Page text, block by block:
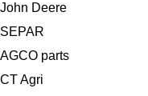
John Deere
SEPAR
AGCO parts
CT Agri